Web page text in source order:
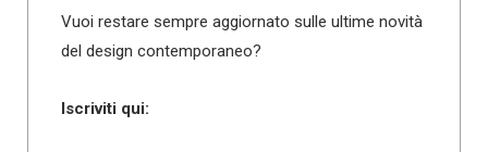
Vuoi restare sempre aggiornato sulle ultime novità
del design contemporaneo?
Iscriviti qui: